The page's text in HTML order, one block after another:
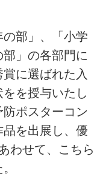
部」、「小学
」の各部門に
に選ばれた入
を授与いたし
ポスターコン
を出展し、優
わせて、こちら